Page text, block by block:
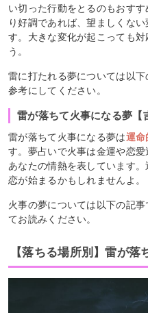
い切った行動をとるのもおす
り好調であれば、望ましくな
す。大きな変化が起こっても
う。
雷に打たれる夢については以
参考にしてください。
雷が落ちて火事になる夢【
雷が落ちて火事になる夢は運命
す。夢占いで火事は金運や恋
あなたの情熱を表しています
恋が始まるかもしれませんよ。
火事の夢については以下の記
てお読みください。
【落ちる場所別】雷が落